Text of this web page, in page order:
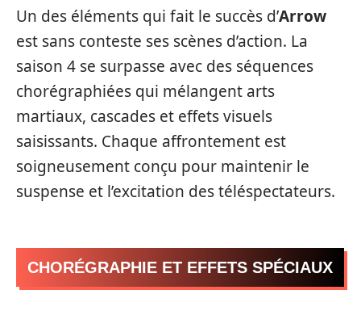
Un des éléments qui fait le succès d’Arrow
est sans conteste ses scènes d’action. La
saison 4 se surpasse avec des séquences
chorégraphiées qui mélangent arts
martiaux, cascades et effets visuels
saisissants. Chaque affrontement est
soigneusement conçu pour maintenir le
suspense et l’excitation des téléspectateurs.
CHORÉGRAPHIE ET EFFETS SPÉCIAUX